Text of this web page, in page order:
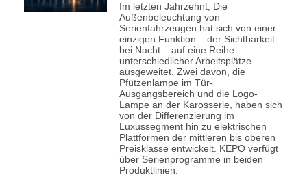
Im letzten Jahrzehnt, Die
Außenbeleuchtung von
Serienfahrzeugen hat sich von einer
einzigen Funktion – der Sichtbarkeit
bei Nacht – auf eine Reihe
unterschiedlicher Arbeitsplätze
ausgeweitet. Zwei davon, die
Pfützenlampe im Tür-
Ausgangsbereich und die Logo-
Lampe an der Karosserie, haben sich
von der Differenzierung im
Luxussegment hin zu elektrischen
Plattformen der mittleren bis oberen
Preisklasse entwickelt. KEPO verfügt
über Serienprogramme in beiden
Produktlinien.